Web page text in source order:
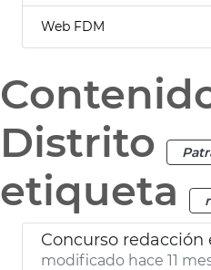
Web FDM
Distrito
etiqueta
modificado hace 11